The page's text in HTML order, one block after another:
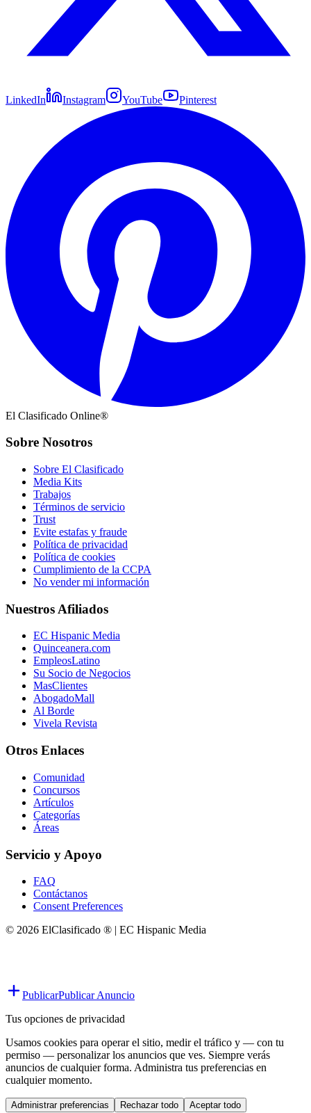
LinkedIn Instagram YouTube Pinterest
El Clasificado Online®
Sobre Nosotros
Sobre El Clasificado
Media Kits
Trabajos
Términos de servicio
Trust
Evite estafas y fraude
Política de privacidad
Política de cookies
Cumplimiento de la CCPA
No vender mi información
Nuestros Afiliados
EC Hispanic Media
Quinceanera.com
EmpleosLatino
Su Socio de Negocios
MasClientes
AbogadoMall
Al Borde
Vivela Revista
Otros Enlaces
Comunidad
Concursos
Artículos
Categorías
Áreas
Servicio y Apoyo
FAQ
Contáctanos
Consent Preferences
© 2026 ElClasificado ® | EC Hispanic Media
PublicarPublicar Anuncio
Tus opciones de privacidad
Usamos cookies para operar el sitio, medir el tráfico y — con tu
permiso — personalizar los anuncios que ves. Siempre verás
anuncios de cualquier forma. Administra tus preferencias en
cualquier momento.
Administrar preferencias Rechazar todo Aceptar todo